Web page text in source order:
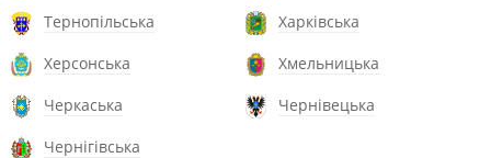
Тернопільська
Харківська
Херсонська
Хмельницька
Черкаська
Чернівецька
Чернігівська